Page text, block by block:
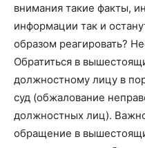
внимания такие факты,
информации так и
образом реагировать?
Обратиться в
должностному лицу в
суд (обжалование
должностных лиц).
обращение в